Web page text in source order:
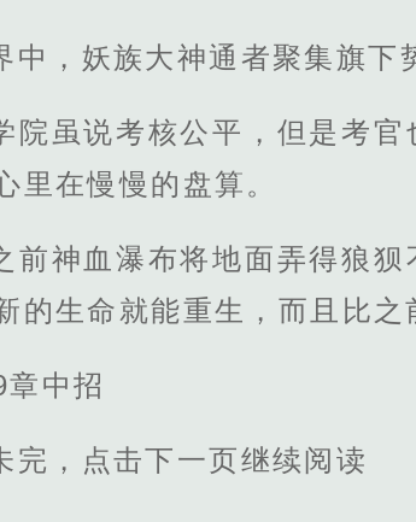
中，妖族大神通者聚集旗下
院虽说考核公平，但是考
里在慢慢的盘算。
前神血瀑布将地面弄得狼
的生命就能重生，而且比
中招
完，点击下一页继续阅读